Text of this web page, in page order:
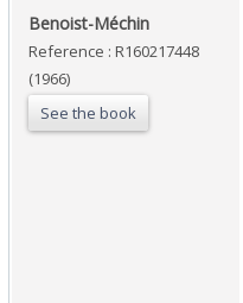
‎Benoist-Méchin‎
Reference : R160217448
(1966)
See the book